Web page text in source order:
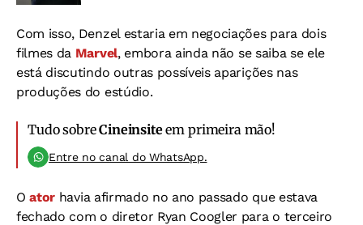
Com isso, Denzel estaria em negociações para dois
filmes da Marvel, embora ainda não se saiba se ele
está discutindo outras possíveis aparições nas
produções do estúdio.
Tudo sobreCineinsiteem primeira mão!
Entre no canal do WhatsApp.
Oator havia afirmado no ano passado que estava
fechado com o diretor Ryan Coogler para o terceiro